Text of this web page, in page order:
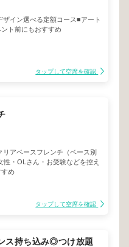
イン選べる定額コース■アート
ト前にもおすすめ
タップして空席を確認
アベースフレンチ（ベース別
性・OLさん・お受験などを控え
め
タップして空席を確認
ス持ち込み◎つけ放題